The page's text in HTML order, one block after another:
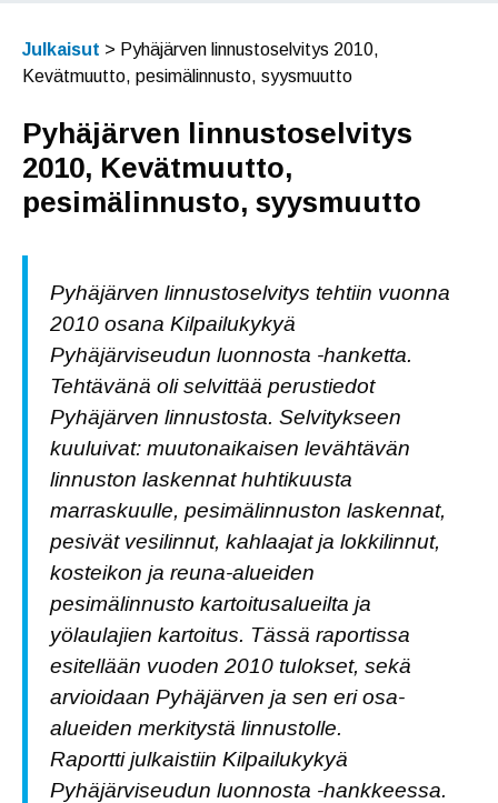
Julkaisut > Pyhäjärven linnustoselvitys 2010,
Kevätmuutto, pesimälinnusto, syysmuutto
Pyhäjärven linnustoselvitys
2010, Kevätmuutto,
pesimälinnusto, syysmuutto
Pyhäjärven linnustoselvitys tehtiin vuonna
2010 osana Kilpailukykyä
Pyhäjärviseudun luonnosta -hanketta.
Tehtävänä oli selvittää perustiedot
Pyhäjärven linnustosta. Selvitykseen
kuuluivat: muutonaikaisen levähtävän
linnuston laskennat huhtikuusta
marraskuulle, pesimälinnuston laskennat,
pesivät vesilinnut, kahlaajat ja lokkilinnut,
kosteikon ja reuna-alueiden
pesimälinnusto kartoitusalueilta ja
yölaulajien kartoitus. Tässä raportissa
esitellään vuoden 2010 tulokset, sekä
arvioidaan Pyhäjärven ja sen eri osa-
alueiden merkitystä linnustolle.
Raportti julkaistiin Kilpailukykyä
Pyhäjärviseudun luonnosta -hankkeessa.